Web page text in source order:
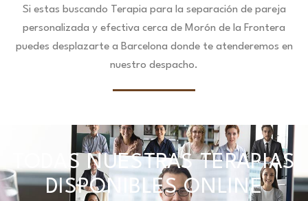
Si estas buscando Terapia para la separación de pareja
personalizada y efectiva cerca de Morón de la Frontera
puedes desplazarte a Barcelona donde te atenderemos en
nuestro despacho.
TODAS NUESTRAS TERAPIAS
DISPONIBLES ONLINE